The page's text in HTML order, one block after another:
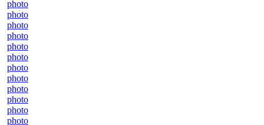
photo
photo
photo
photo
photo
photo
photo
photo
photo
photo
photo
photo